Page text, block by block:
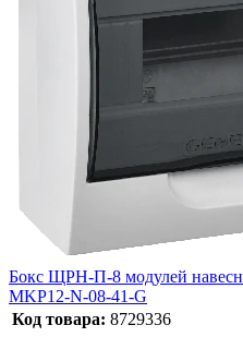
Бокс ЩРН-П-8 модулей
MKP12-N-08-41-G
Код товара: 8729336